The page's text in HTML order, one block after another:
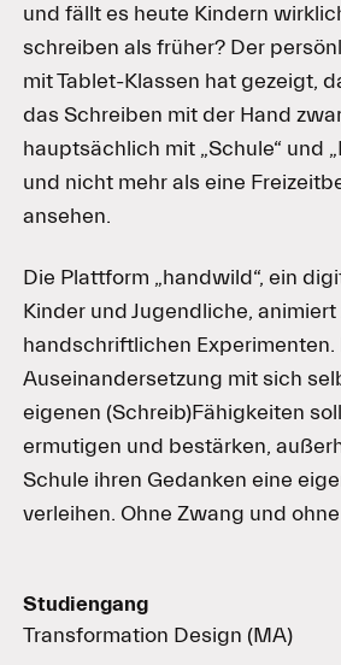
und fällt es heute Kindern
schreiben als früher? Der
mit Tablet-Klassen hat gezeigt,
das Schreiben mit der Hand
hauptsächlich mit „Schule“ und
und nicht mehr als eine
ansehen.
Die Plattform „handwild“, ein
Kinder und Jugendliche,
handschriftlichen Experimenten.
Auseinandersetzung mit sich
eigenen (Schreib)Fähigkeiten
ermutigen und bestärken,
Schule ihren Gedanken eine
verleihen. Ohne Zwang und
Studiengang
Transformation Design (MA)